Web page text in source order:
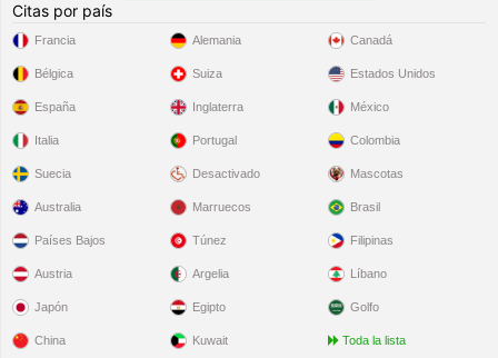
Citas por país
Francia
Bélgica
España
Italia
Suecia
Alemania
Suiza
Inglaterra
Portugal
Desactivado
Canadá
Estados Unidos
México
Colombia
Mascotas
Australia
Países Bajos
Austria
Japón
China
Marruecos
Túnez
Argelia
Egipto
Kuwait
Brasil
Filipinas
Líbano
Golfo
Toda la lista